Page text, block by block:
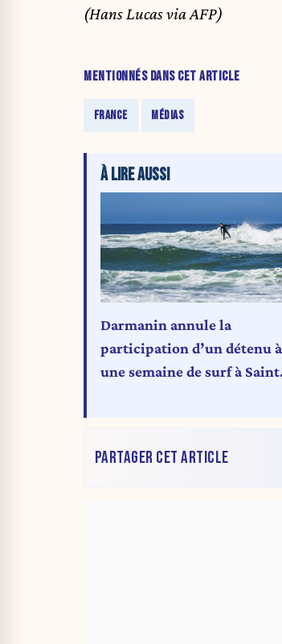
(Hans Lucas via AFP)
MENTIONNÉS DANS CET ARTICLE
FRANCE MÉDIAS
À LIRE AUSSI
Darmanin annule la
participation d’un détenu à
une semaine de surf à
PARTAGER CET ARTICLE